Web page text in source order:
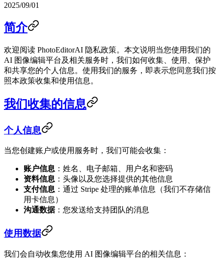
2025/09/01
简介
欢迎阅读 PhotoEditorAI 隐私政策。本文说明当您使用我们的
AI 图像编辑平台及相关服务时，我们如何收集、使用、保护
和共享您的个人信息。使用我们的服务，即表示您同意我们按
照本政策收集和使用信息。
我们收集的信息
个人信息
当您创建账户或使用服务时，我们可能会收集：
账户信息 ：姓名、电子邮箱、用户名和密码
资料信息 ：头像以及您选择提供的其他信息
支付信息 ：通过 Stripe 处理的账单信息（我们不存储信
用卡信息）
沟通数据：您发送给支持团队的消息
使用数据
我们会自动收集您使用 AI 图像编辑平台的相关信息：